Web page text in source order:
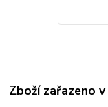
Zboží zařazeno